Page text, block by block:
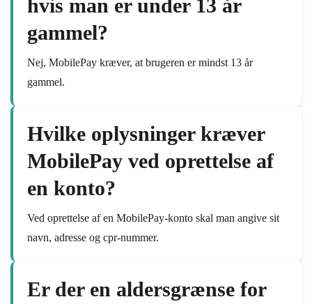
hvis man er under 13 år
gammel?
Nej, MobilePay kræver, at brugeren er mindst 13 år
gammel.
Hvilke oplysninger kræver
MobilePay ved oprettelse af
en konto?
Ved oprettelse af en MobilePay-konto skal man angive sit
navn, adresse og cpr-nummer.
Er der en aldersgrænse for